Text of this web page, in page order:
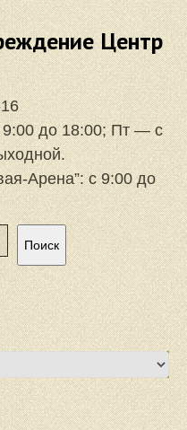
Центр
до 18:00; Пт — с
Арена”: с 9:00 до
Поиск